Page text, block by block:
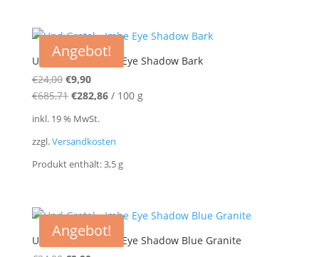
Angebot!
Und Gretel – Imbe Eye Shadow Bark
€24,00 Ursprünglicher
Preis
€9,90Aktueller
Preis
€685,71 €282,86/ 100 g
inkl. 19 % MwSt.
zzgl.Versandkosten
Produkt enthält: 3,5 g
Angebot!
Und Gretel – Imbe Eye Shadow Blue Granite